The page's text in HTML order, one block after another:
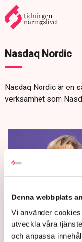
Denna webbplats
Vi använder
utveckla våra
och anpassa
Nasdaq Nordic
Nasdaq Nordic är en
verksamhet som